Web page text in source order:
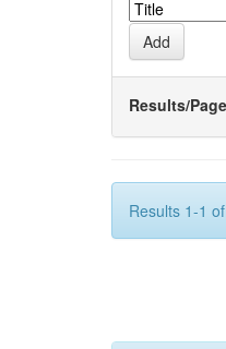
Results/Page
Results 1-1